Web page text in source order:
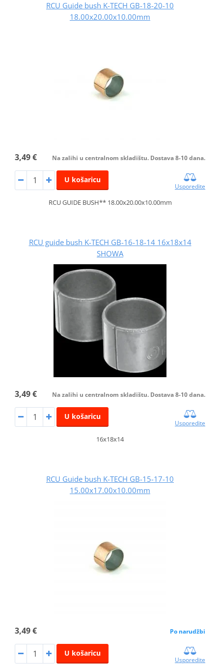
RCU Guide bush K-TECH GB-18-20-10
18.00x20.00x10.00mm
3,49 € Na zalihi u centralnom skladištu. Dostava 8-10 dana.
U košaricu
Usporedite
RCU GUIDE BUSH** 18.00x20.00x10.00mm
RCU guide bush K-TECH GB-16-18-14 16x18x14
SHOWA
3,49 € Na zalihi u centralnom skladištu. Dostava 8-10 dana.
U košaricu
Usporedite
16x18x14
RCU Guide bush K-TECH GB-15-17-10
15.00x17.00x10.00mm
3,49 € Po narudžbi
U košaricu
Usporedite